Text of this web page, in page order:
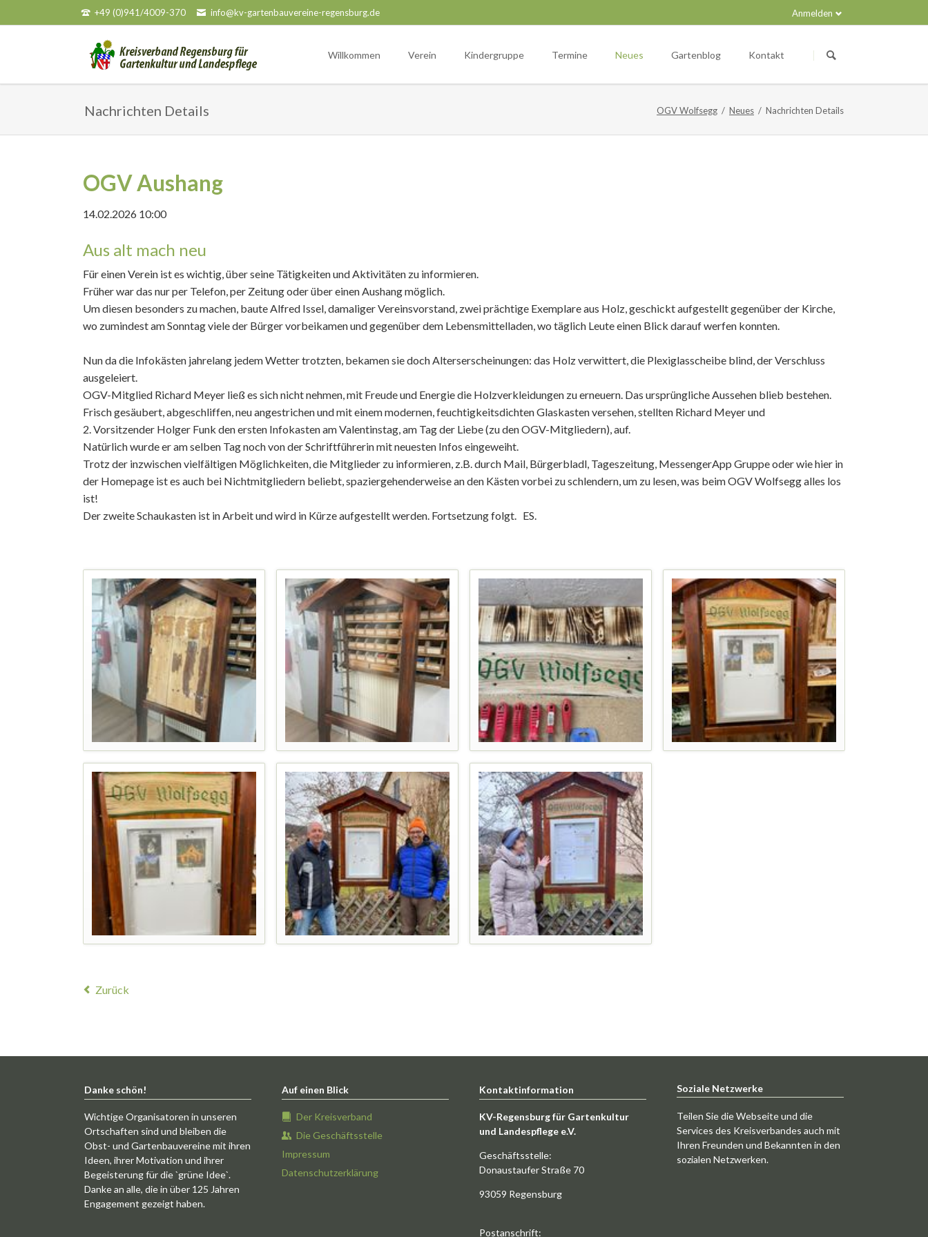
+49 (0)941/4009-370 info@kv-gartenbauvereine-regensburg.de Anmelden
überspringen
Willkommen Verein Kindergruppe Termine Neues Gartenblog Kontakt
Nachrichten Details OGV Wolfsegg Neues Nachrichten Details
OGV Aushang
14.02.2026 10:00
Aus alt mach neu
Für einen Verein ist es wichtig, über seine Tätigkeiten und Aktivitäten zu informieren.
Früher war das nur per Telefon, per Zeitung oder über einen Aushang möglich.
Um diesen besonders zu machen, baute Alfred Issel, damaliger Vereinsvorstand, zwei prächtige Exemplare aus Holz, geschickt aufgestellt gegenüber der Kirche,
wo zumindest am Sonntag viele der Bürger vorbeikamen und gegenüber dem Lebensmittelladen, wo täglich Leute einen Blick darauf werfen konnten.
Nun da die Infokästen jahrelang jedem Wetter trotzten, bekamen sie doch Alterserscheinungen:das Holz verwittert, die Plexiglasscheibe blind, der Verschluss
ausgeleiert.
OGV-Mitglied Richard Meyer ließ es sich nicht nehmen, mit Freude und Energie die Holzverkleidungen zu erneuern. Das ursprüngliche Aussehen blieb bestehen.
Frisch gesäubert, abgeschliffen, neu angestrichen und mit einem modernen, feuchtigkeitsdichten Glaskasten versehen, stellten Richard Meyer und
2. Vorsitzender Holger Funk den ersten Infokasten am Valentinstag, am Tag der Liebe (zu den OGV-Mitgliedern), auf.
Natürlich wurde er am selben Tag noch von der Schriftführerin mit neuesten Infos eingeweiht.
Trotz der inzwischen vielfältigen Möglichkeiten, die Mitglieder zu informieren, z.B. durch Mail, Bürgerbladl, Tageszeitung, MessengerApp Gruppe oder wie hier in
der Homepage ist es auch bei Nichtmitgliedern beliebt, spaziergehenderweise an den Kästen vorbei zu schlendern, um zu lesen, was beim OGV Wolfsegg alles los
ist!
Der zweite Schaukasten ist in Arbeit und wird in Kürze aufgestellt werden. Fortsetzung folgt. ES.
Zurück
Danke schön!
Wichtige Organisatoren in unseren
Ortschaften sind und bleiben die
Obst- und Gartenbauvereine mit ihren
Ideen, ihrer Motivation und ihrer
Begeisterung für die `grüne Idee`.
Danke an alle, die in über 125 Jahren
Engagement gezeigt haben.
Auf einen Blick
Der Kreisverband
Die Geschäftsstelle
Impressum
Datenschutzerklärung
Kontaktinformation
KV-Regensburg für Gartenkultur
und Landespflege e.V.
Geschäftsstelle:
Donaustaufer Straße 70
93059 Regensburg
Postanschrift:
Soziale Netzwerke
Teilen Sie die Webseite und die
Services des Kreisverbandes auch mit
Ihren Freunden und Bekannten in den
sozialen Netzwerken.